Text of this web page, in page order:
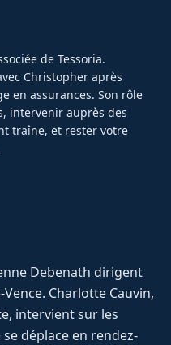
de Tessoria.
Christopher après
en assurances. Son rôle
intervenir auprès des
traîne, et rester votre
Debenath dirigent
Charlotte Cauvin,
intervient sur les
déplace en rendez-